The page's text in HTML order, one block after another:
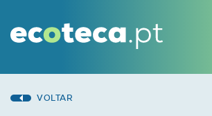
VOLTAR